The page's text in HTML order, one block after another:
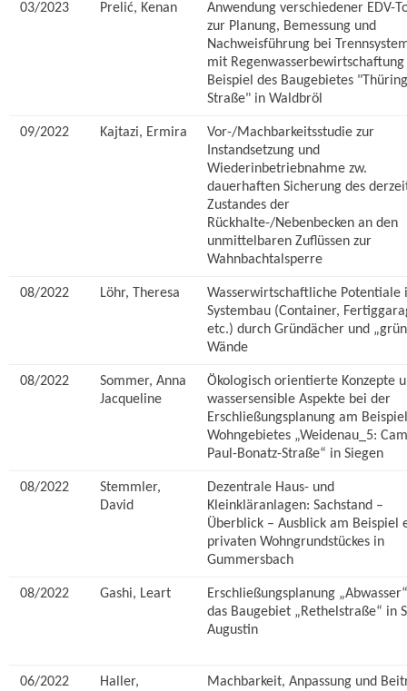
03/2023 Prelić, Kenan
Anwendung verschiedener EDV-
zur Planung, Bemessung und
Nachweisführung bei
mit
Beispiel des Baugebietes
Straße" in Waldbröl
09/2022 Kajtazi, Ermira
Vor-/Machbarkeitsstudie zur
Instandsetzung und
Wiederinbetriebnahme zw.
dauerhaften Sicherung des
Zustandes der
Rückhalte-/Nebenbecken an den
unmittelbaren Zuflüssen zur
Wahnbachtalsperre
08/2022 Löhr, Theresa
Wasserwirtschaftliche Potentiale
Systembau (Container,
etc.) durch Gründächer und
Wände
08/2022
Sommer, Anna
Jacqueline
Ökologisch orientierte Konzepte
wassersensible Aspekte bei der
Erschließungsplanung am
Wohngebietes „Weidenau_5:
Paul-Bonatz-Straße“ in Siegen
08/2022
Stemmler,
David
Dezentrale Haus- und
Kleinkläranlagen: Sachstand –
Überblick – Ausblick am Beispiel
privaten Wohngrundstückes in
Gummersbach
08/2022 Gashi, Leart
Erschließungsplanung
das Baugebiet „Rethelstraße“ in
Augustin
06/2022
Haller,
Machbarkeit, Anpassung und